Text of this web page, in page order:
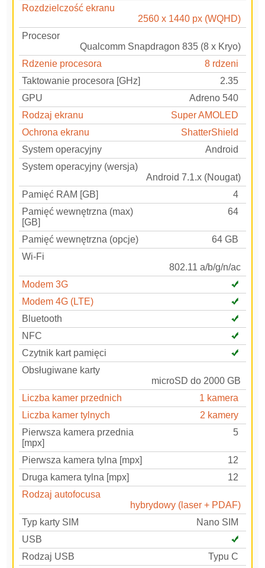
Rozdzielczość ekranu
2560 x 1440 px (WQHD)
Procesor
Qualcomm Snapdragon 835 (8 x Kryo)
Rdzenie procesora
8 rdzeni
Taktowanie procesora [GHz]
2.35
GPU
Adreno 540
Rodzaj ekranu
Super AMOLED
Ochrona ekranu
ShatterShield
System operacyjny
Android
System operacyjny (wersja)
Android 7.1.x (Nougat)
Pamięć RAM [GB]
4
Pamięć wewnętrzna (max)
[GB]
64
Pamięć wewnętrzna (opcje)
64 GB
Wi-Fi
802.11 a/b/g/n/ac
Modem 3G
Modem 4G (LTE)
Bluetooth
NFC
Czytnik kart pamięci
Obsługiwane karty
microSD do 2000 GB
Liczba kamer przednich
1 kamera
Liczba kamer tylnych
2 kamery
Pierwsza kamera przednia
[mpx]
5
Pierwsza kamera tylna [mpx]
12
Druga kamera tylna [mpx]
12
Rodzaj autofocusa
hybrydowy (laser + PDAF)
Typ karty SIM
Nano SIM
USB
Rodzaj USB
Typu C